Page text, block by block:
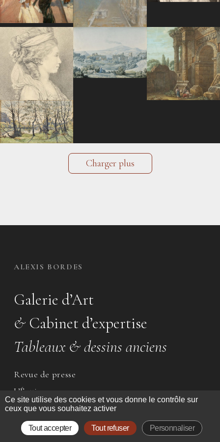
Charger plus
ALEXIS BORDES
Galerie d’Art
& Cabinet d’expertise
Tableaux & dessins anciens
Revue de presse
L’Équipe
CONTACT
Ce site utilise des cookies et vous donne le contrôle sur
ceux que vous souhaitez activer
Tout accepter Tout refuser Personnaliser